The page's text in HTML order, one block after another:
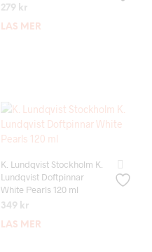
279 kr
LÄS MER
K. Lundqvist Stockholm K.
Lundqvist Doftpinnar
White Pearls 120 ml
349 kr
LÄS MER